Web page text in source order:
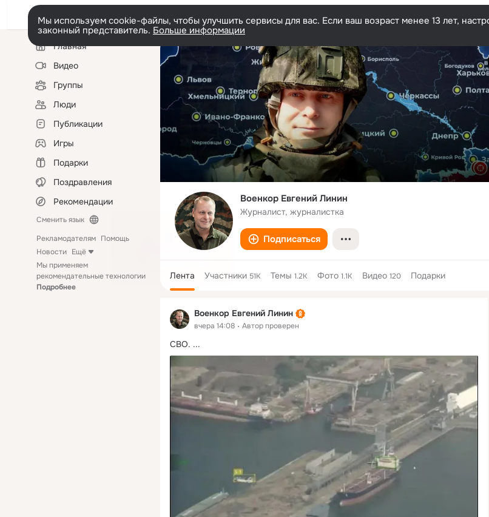
Мы используем cookie-файлы, чтобы улучшить сервисы для вас. Если ваш возраст менее 13 лет,
законный представитель. Больше информации
Левая
колонкаГлавная
Видео
Группы
Люди
Публикации
Игры
Подарки
Поздравления
Рекомендации
Сменить язык
Рекламодателям Помощь
Новости Ещё
Мы применяем
рекомендательные технологии
Подробнее
Военкор Евгений Линин
Журналист, журналистка
Подписаться
Лента Участники 51K Темы 1.2K Фото 1.1K Видео 120 Подарки
Военкор Евгений Линин
вчера 14:08 Автор проверен
СВО. ...